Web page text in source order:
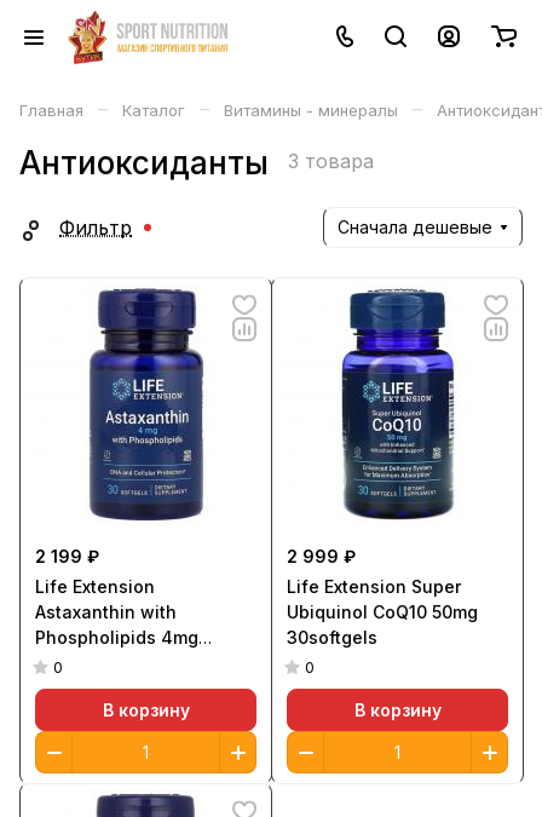
Главная – Каталог – Витамины - минералы –
Антиоксиданты 3 товара
Фильтр Сначала дешевые
2 199 ₽
Life Extension
Astaxanthin with
Phospholipids 4mg
30softgels
0
В корзину
2 999 ₽
Life Extension Super
Ubiquinol CoQ10 50mg
30softgels
0
В корзину